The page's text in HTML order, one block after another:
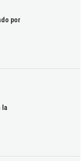
por
la